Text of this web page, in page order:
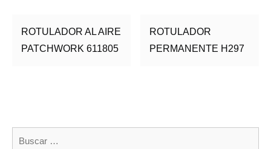
ROTULADOR AL AIRE
PATCHWORK 611805
ROTULADOR
PERMANENTE H297